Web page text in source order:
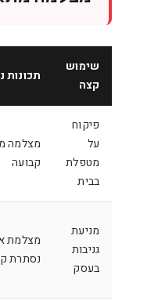
שימוש
קצה
תכונות
פיקוח
על
מטפלת
בבית
מצלמה
קבועה
מניעת
גניבות
בעסק
מצלמת
נסתרת